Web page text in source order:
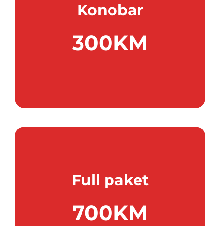
Konobar
300KM
Full paket
700KM